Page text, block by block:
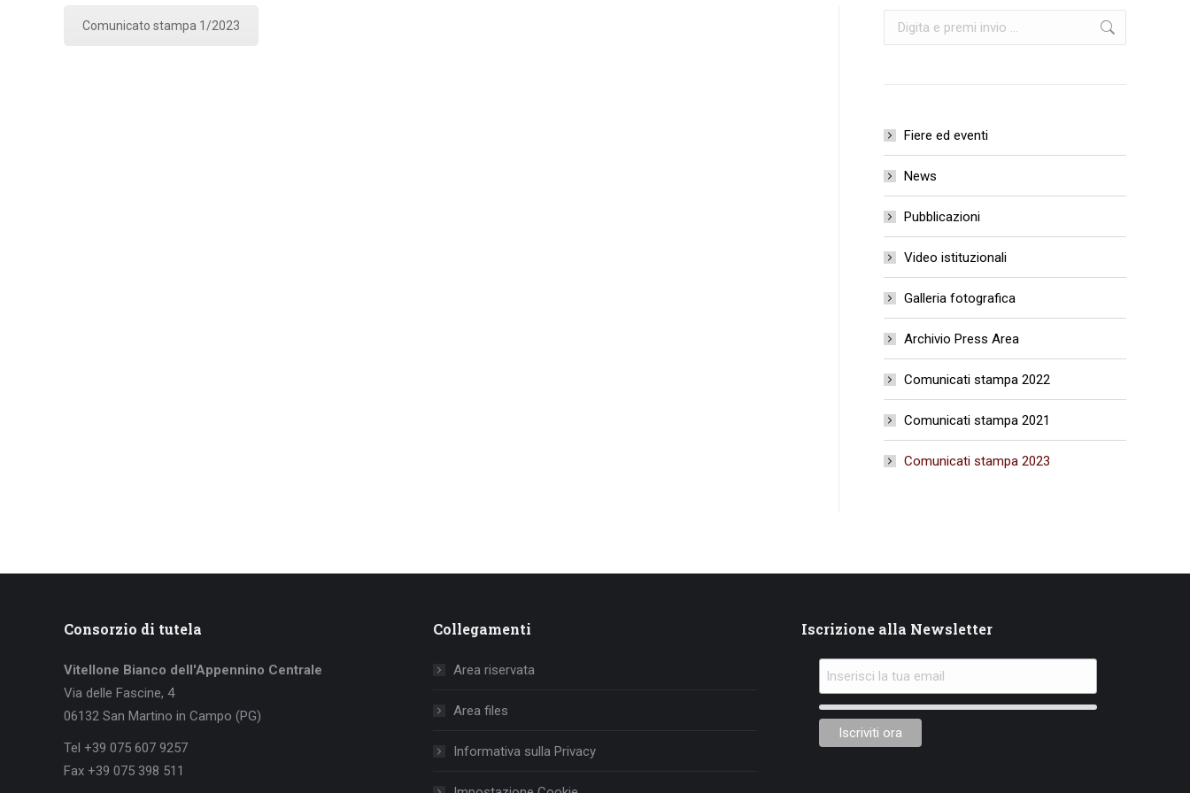
Comunicato stampa 1/2023 Cerca:
Fiere ed eventi
News
Pubblicazioni
Video istituzionali
Galleria fotografica
Archivio Press Area
Comunicati stampa 2022
Comunicati stampa 2021
Comunicati stampa 2023
Consorzio di tutela
Vitellone Bianco dell'Appennino Centrale
Via delle Fascine, 4
06132 San Martino in Campo (PG)
Tel +39 075 607 9257
Fax +39 075 398 511
Collegamenti
Area riservata
Area files
Informativa sulla Privacy
Iscrizione alla Newsletter